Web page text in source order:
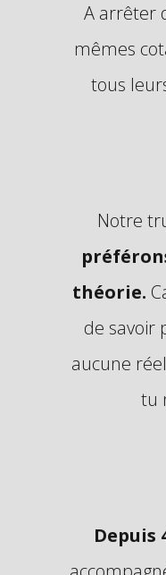
A arrêter
mêmes
tous
Notre
théorie.
de savoir
aucune
tu
Depuis